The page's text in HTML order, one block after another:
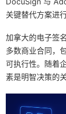
关键替代方案进
加拿大的电子签
多数商业合同，
可执行性。随着
素是明智决策的关